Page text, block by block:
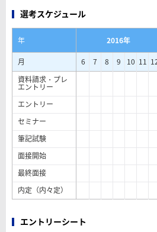
選考スケジュール
年 2016年
月
6 7 8 9 10 11
資料請求・プレ
エントリー
エントリー
セミナー
筆記試験
面接開始
最終面接
内定（内々定）
エントリーシート